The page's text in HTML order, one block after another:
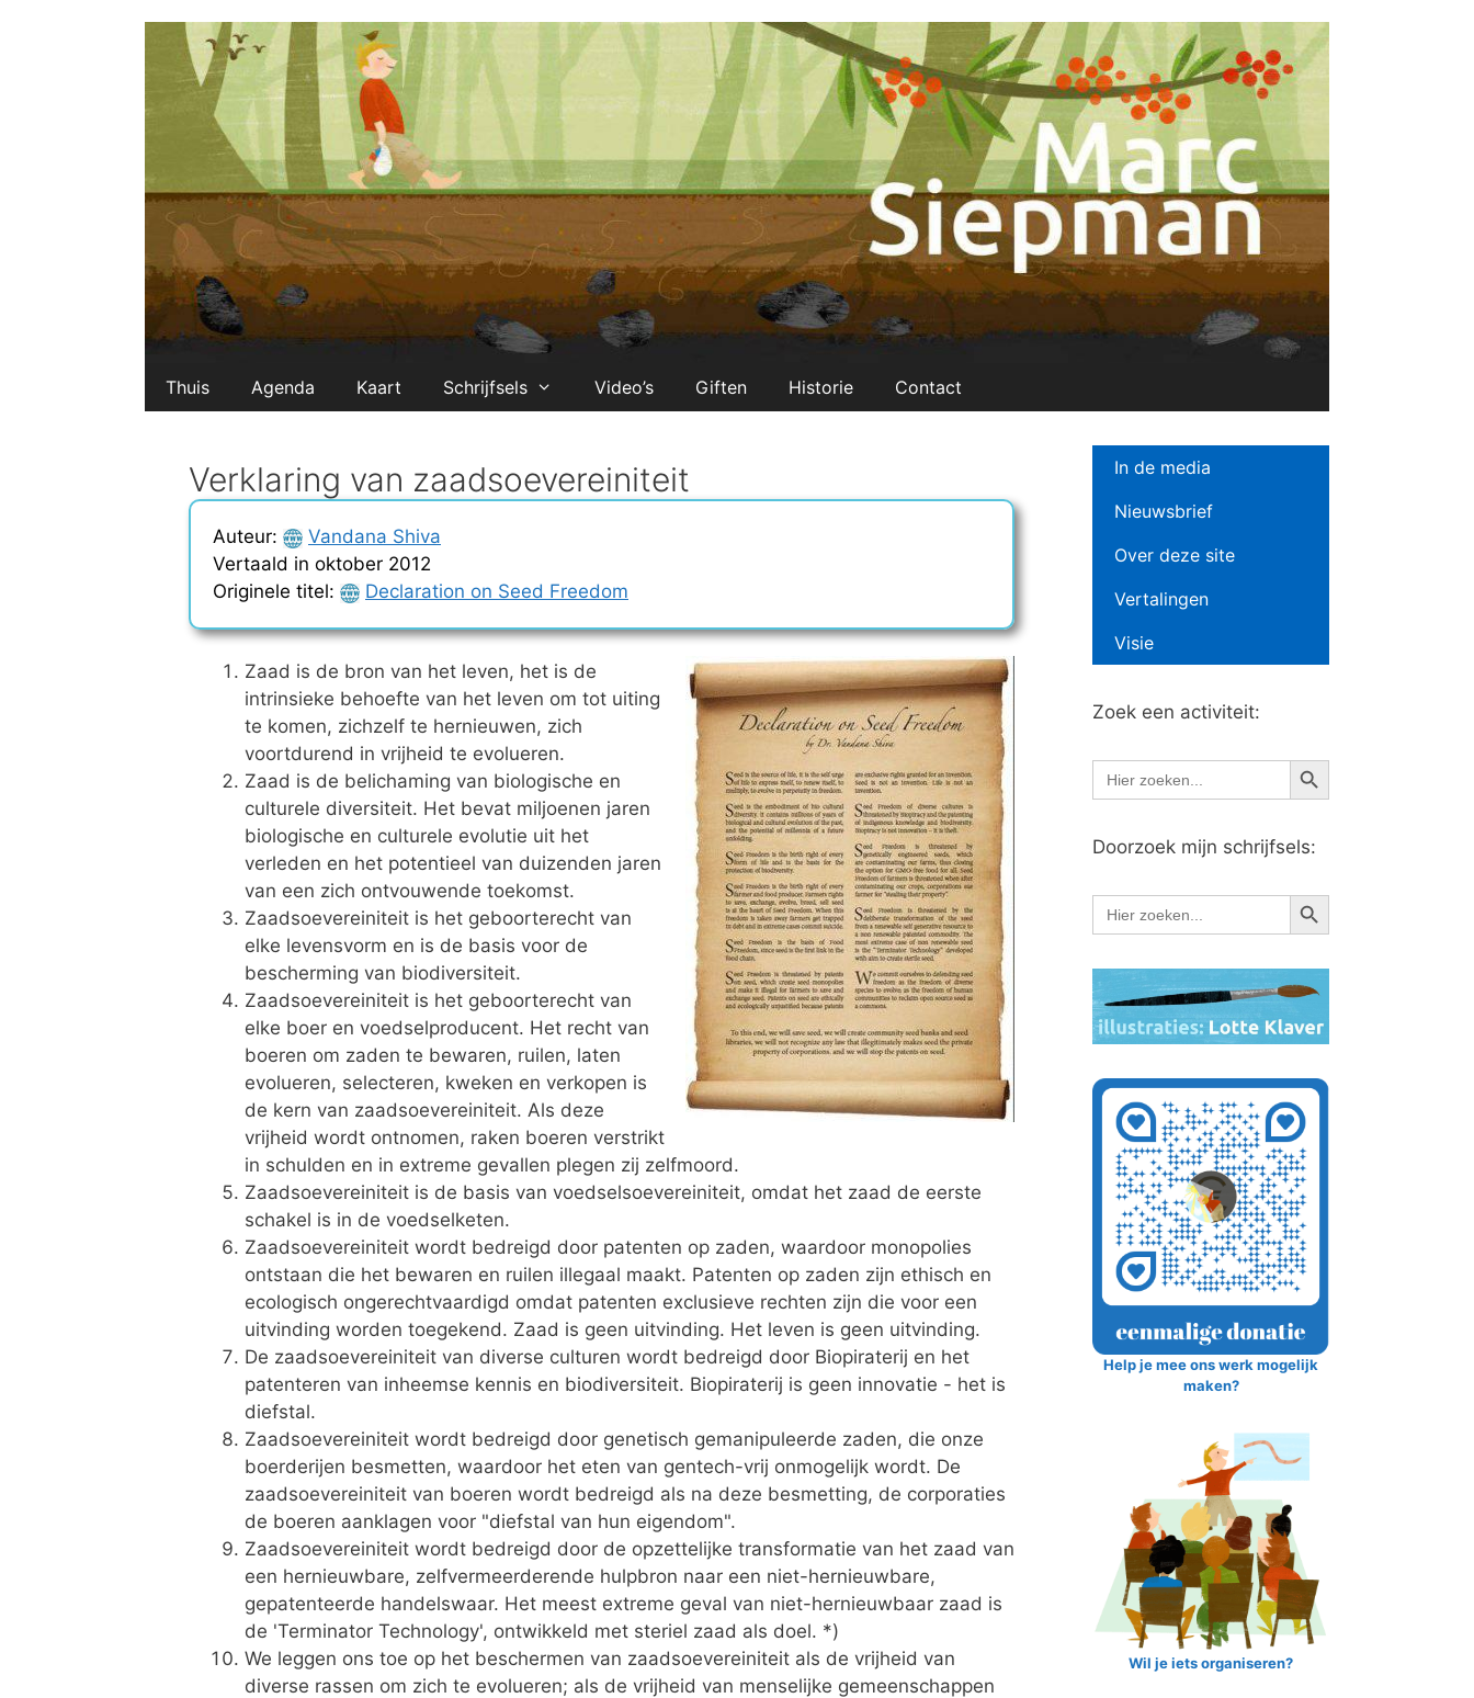
Thuis Agenda Kaart Schrijfsels Video’s Giften Historie Contact
Verklaring van zaadsoevereiniteit
Auteur:
Vandana Shiva
Vertaald in oktober 2012
Originele titel:
Declaration on Seed Freedom
Zaad is de bron van het leven, het is de
intrinsieke behoefte van het leven om tot uiting
te komen, zichzelf te hernieuwen, zich
voortdurend in vrijheid te evolueren.
Zaad is de belichaming van biologische en
culturele diversiteit. Het bevat miljoenen jaren
biologische en culturele evolutie uit het
verleden en het potentieel van duizenden jaren
van een zich ontvouwende toekomst.
Zaadsoevereiniteit is het geboorterecht van
elke levensvorm en is de basis voor de
bescherming van biodiversiteit.
Zaadsoevereiniteit is het geboorterecht van
elke boer en voedselproducent. Het recht van
boeren om zaden te bewaren, ruilen, laten
evolueren, selecteren, kweken en verkopen is
de kern van zaadsoevereiniteit. Als deze
vrijheid wordt ontnomen, raken boeren verstrikt
in schulden en in extreme gevallen plegen zij zelfmoord.
Zaadsoevereiniteit is de basis van voedselsoevereiniteit, omdat het zaad de eerste
schakel is in de voedselketen.
Zaadsoevereiniteit wordt bedreigd door patenten op zaden, waardoor monopolies
ontstaan die het bewaren en ruilen illegaal maakt. Patenten op zaden zijn ethisch en
ecologisch ongerechtvaardigd omdat patenten exclusieve rechten zijn die voor een
uitvinding worden toegekend. Zaad is geen uitvinding. Het leven is geen uitvinding.
De zaadsoevereiniteit van diverse culturen wordt bedreigd door Biopiraterij en het
patenteren van inheemse kennis en biodiversiteit. Biopiraterij is geen innovatie - het is
diefstal.
Zaadsoevereiniteit wordt bedreigd door genetisch gemanipuleerde zaden, die onze
boerderijen besmetten, waardoor het eten van gentech-vrij onmogelijk wordt. De
zaadsoevereiniteit van boeren wordt bedreigd als na deze besmetting, de corporaties
de boeren aanklagen voor "diefstal van hun eigendom".
Zaadsoevereiniteit wordt bedreigd door de opzettelijke transformatie van het zaad van
een hernieuwbare, zelfvermeerderende hulpbron naar een niet-hernieuwbare,
gepatenteerde handelswaar. Het meest extreme geval van niet-hernieuwbaar zaad is
de 'Terminator Technology', ontwikkeld met steriel zaad als doel. *)
We leggen ons toe op het beschermen van zaadsoevereiniteit als de vrijheid van
diverse rassen om zich te evolueren; als de vrijheid van menselijke gemeenschappen
In de media
Nieuwsbrief
Over deze site
Vertalingen
Visie
Zoek een activiteit:
Zoek
naar:
Zoekknop
Doorzoek mijn schrijfsels:
Zoek
naar:
Zoekknop
Help je mee ons werk mogelijk
maken?
Wil je iets organiseren?